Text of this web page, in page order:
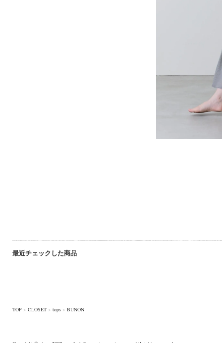
最近チェックした商品
TOP > CLOSET > tops > BUNON